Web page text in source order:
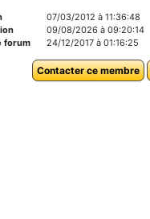
07/03/2012 à 11:36:48
09/08/2026 à 09:20:14
forum
24/12/2017 à 01:16:25
Contacter ce membre